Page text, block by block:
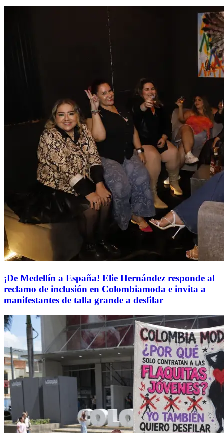
¡De Medellín a España! Elie Hernández responde al
reclamo de inclusión en Colombiamoda e invita a
manifestantes de talla grande a desfilar